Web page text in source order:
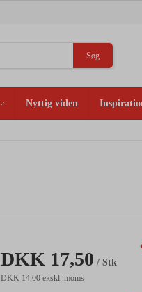
Søg
Nyttig viden
DKK 17,50 / Stk
DKK 14,00 ekskl. moms